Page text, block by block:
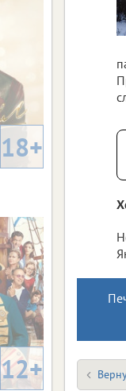
18+
12+